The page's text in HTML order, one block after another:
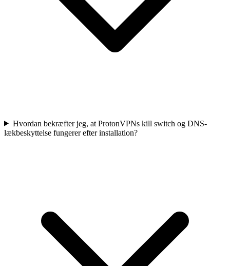
Hvordan bekræfter jeg, at ProtonVPNs kill switch og DNS-
lækbeskyttelse fungerer efter installation?